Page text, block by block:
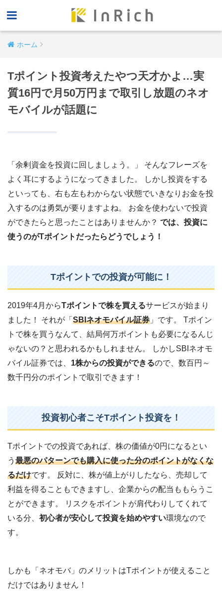
ホーム
Tポイント投資考えたやつ天才かよ…実
質16円で月50万円まで取引し放題のネオ
モバイルが話題に
「余剰資金を投資に回しましょう。」 そんなフレーズを
よく耳にするようになってきました。 しかし投資をする
といっても、右も左もわからない状態でいきなりお金を投
入するのは勇気が要りますよね。 お金を使わないで投資
ができたらと思ったことはありませんか？ では、投資に
使うのがTポイントだったらどうでしょう！
Tポイントでの投資が可能に！
2019年4月からTポイントで株を買えるサービスが始まり
ました！ それが「 SBIネオモバイル証券 」です。 Tポイン
トで株を買うなんて、結局何万ポイントも必要になるんじ
ゃないの？と思われるかもしれません。 しかしSBIネオモ
バイル証券では、 1株からの投資ができるので、数百円～
数千円分のポイントで取引できます！
投資初心者こそTポイント投資を！
Tポイントでの投資であれば、株の価値が0円になるとい
う 最悪のパターンでも購入に使った分のポイントがなくな
るだけです。 反対に、株が値上がりしたなら、売却して
利益を得ることもできますし、企業からの配当ももらうこ
とができます。 リスクをポイントが肩代わりしてくれて
いる分、 初心者が安心して投資を始めやすい環境なので
す。
しかも「ネオモバ」のメリットはTポイントが使えること
だけではありません！